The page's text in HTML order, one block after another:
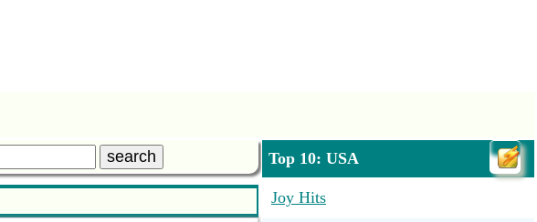
search Top 10: USA
Joy Hits